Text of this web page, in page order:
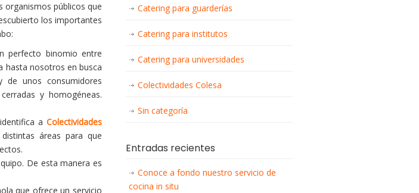
organismos públicos que
los importantes
perfecto binomio entre
hasta nosotros en busca
de unos consumidores
y homogéneas.
a Colectividades
áreas para que
De esta manera es
que ofrece un servicio
Catering para guarderías
Catering para institutos
Catering para universidades
Colectividades Colesa
Sin categoría
Entradas recientes
Conoce a fondo nuestro servicio de
cocina in situ